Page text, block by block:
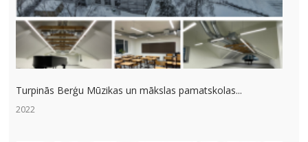
Turpinās Berģu Mūzikas un mākslas pamatskolas...
2022